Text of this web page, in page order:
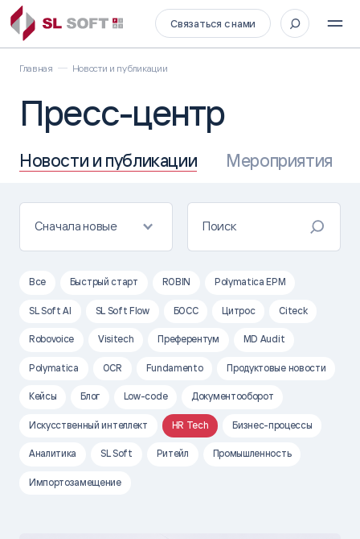
Связаться с нами
Главная Новости и публикации
Пресс-центр
Новости и публикации Мероприятия
Сначала новые
Все Быстрый старт ROBIN Polymatica EPM
SL Soft AI SL Soft Flow БОСС Цитрос Citeck
Robovoice Visitech Преферентум MD Audit
Polymatica OCR Fundamento Продуктовые новости
Кейсы Блог Low-code Документооборот
Искусственный интеллект HR Tech Бизнес-процессы
Аналитика SL Soft Ритейл Промышленность
Импортозамещение